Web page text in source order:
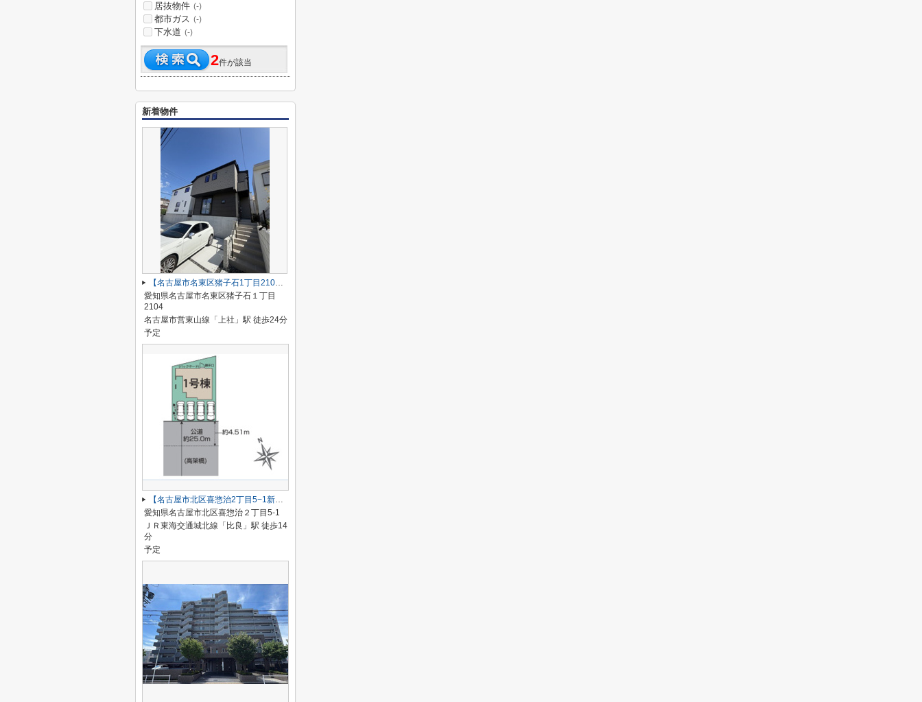
居抜物件 (-)
都市ガス (-)
下水道 (-)
2件が該当
新着物件
【名古屋市名東区猪子石1丁目2104新築戸建2号棟】✨️仲介手数料無料✨️猪子石小学校・猪高中学校
愛知県名古屋市名東区猪子石１丁目
2104
名古屋市営東山線「上社」駅 徒歩24分
予定
【名古屋市北区喜惣治2丁目5−1新築戸建】仲介手数料無料！楠西小学校・楠中学校
愛知県名古屋市北区喜惣治２丁目5-1
ＪＲ東海交通城北線「比良」駅 徒歩14
分
予定